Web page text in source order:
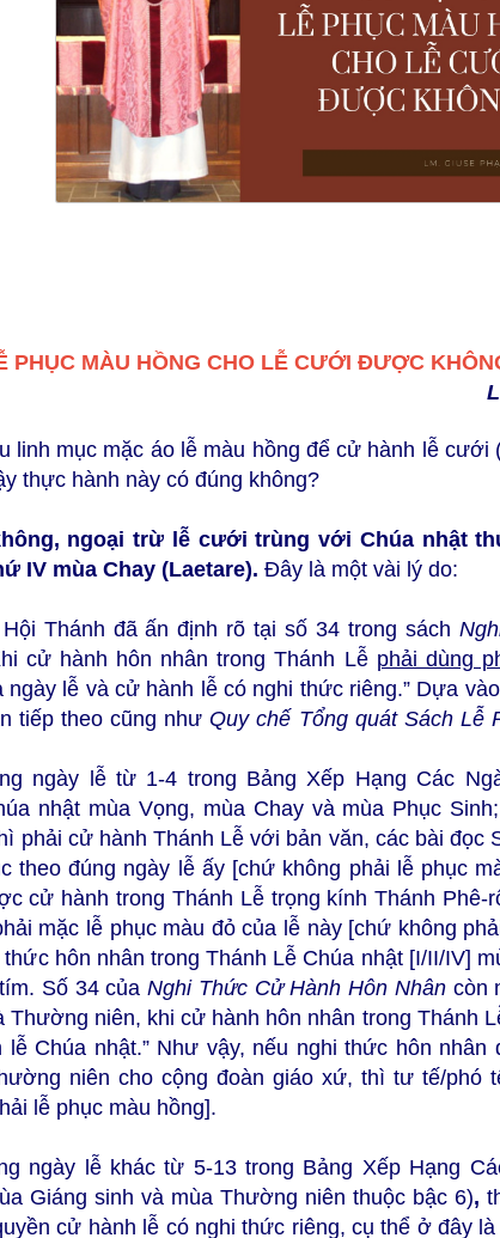
PHỤC MÀU HỒNG CHO LỄ CƯỚI ĐƯỢC
linh mục mặc áo lễ màu hồng để cử hành lễ
thực hành này có đúng không?
ngoại trừ lễ cưới trùng với Chúa nhật
IV mùa Chay (Laetare). Đây là một vài lý do:
Thánh đã ấn định rõ tại số 34 trong sách
cử hành hôn nhân trong Thánh Lễ phải dùng
ngày lễ và cử hành lễ có nghi thức riêng.” Dựa
tiếp theo cũng như Quy chế Tổng quát Sách Lễ
ngày lễ từ 1-4 trong Bảng Xếp Hạng Các
nhật mùa Vọng, mùa Chay và mùa Phục
phải cử hành Thánh Lễ với bản văn, các bài đọc
theo đúng ngày lễ ấy [chứ không phải lễ phục
cử hành trong Thánh Lễ trọng kính Thánh Phê-
mặc lễ phục màu đỏ của lễ này [chứ không
hôn nhân trong Thánh Lễ Chúa nhật [I/II/IV]
Số 34 củaNghi Thức Cử Hành Hôn Nhâncòn
Thường niên, khi cử hành hôn nhân trong Thánh
lễ Chúa nhật.” Như vậy, nếu nghi thức hôn
niên cho cộng đoàn giáo xứ, thì tư tế/phó
lễ phục màu hồng].
ngày lễ khác từ 5-13 trong Bảng Xếp Hạng
Giáng sinh và mùa Thường niên thuộc bậc 6),
cử hành lễ có nghi thức riêng, cụ thể ở đây